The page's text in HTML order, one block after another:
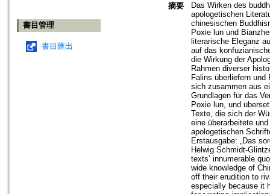
書目管理
書目匯出
摘要
Das Wirken des
apologetischen
chinesischen
Poxie lun und
literarische Eleganz
auf das
die Wirkung der
Rahmen diverser
Falins überliefern
sich zusammen aus
Grundlagen für das
Poxie lun, und
Texte, die sich der
eine überarbeitete
apologetischen
Erstausgabe: „Das
Helwig Schmidt-
texts’ innumerable
wide knowledge of
off their erudition to
especially because it